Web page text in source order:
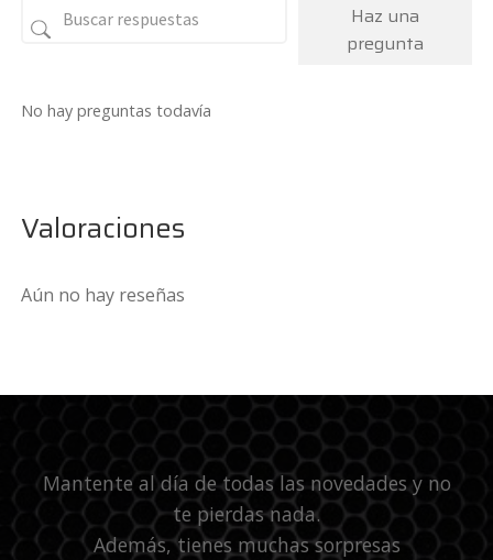
Haz una
pregunta
No hay preguntas todavía
Valoraciones
Aún no hay reseñas
Mantente al día de todas las novedades y no
te pierdas nada.
Además, tienes muchas sorpresas